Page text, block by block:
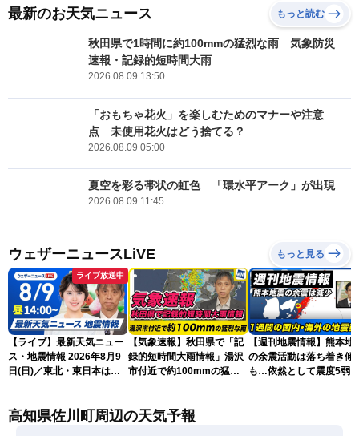
最新のお天気ニュース もっと読む
秋田県で1時間に約100mmの猛烈な雨 気象防災
速報・記録的短時間大雨
2026.08.09 13:50
「おもちゃ花火」を楽しむためのマナーや注意
点 未使用花火はどう捨てる？
2026.08.09 05:00
夏空を彩る帯状の虹色 「環水平アーク」が出現
2026.08.09 11:45
ウェザーニュースLiVE もっと見る
ライブ放送中
【ライブ】最新天気ニュー
ス・地震情報 2026年8月9
日(日)／東北・東日本は急
小川千奈／芳野達郎〉
【気象速報】秋田県で「記
録的短時間大雨情報」湯沢
市付近で約100mmの猛烈
【週刊地震情報】熊本地
の余震活動は落ち着き傾
も…依然として震度5弱警
高知県佐川町周辺の天気予報